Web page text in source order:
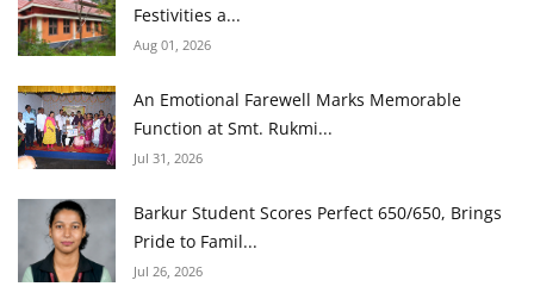
Festivities a...
Aug 01, 2026
An Emotional Farewell Marks Memorable
Function at Smt. Rukmi...
Jul 31, 2026
Barkur Student Scores Perfect 650/650, Brings
Pride to Famil...
Jul 26, 2026